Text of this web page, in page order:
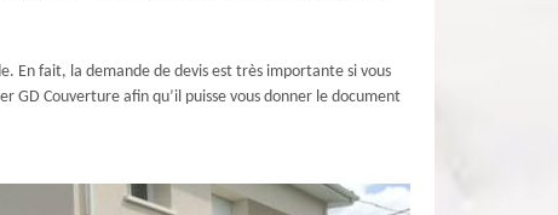
En fait, la demande de devis est très importante si vous
GD Couverture afin qu’il puisse vous donner le document